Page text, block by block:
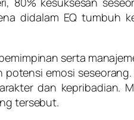
didalam EQ tumbuh
serta
emosi
dan kepribadian.
tersebut.